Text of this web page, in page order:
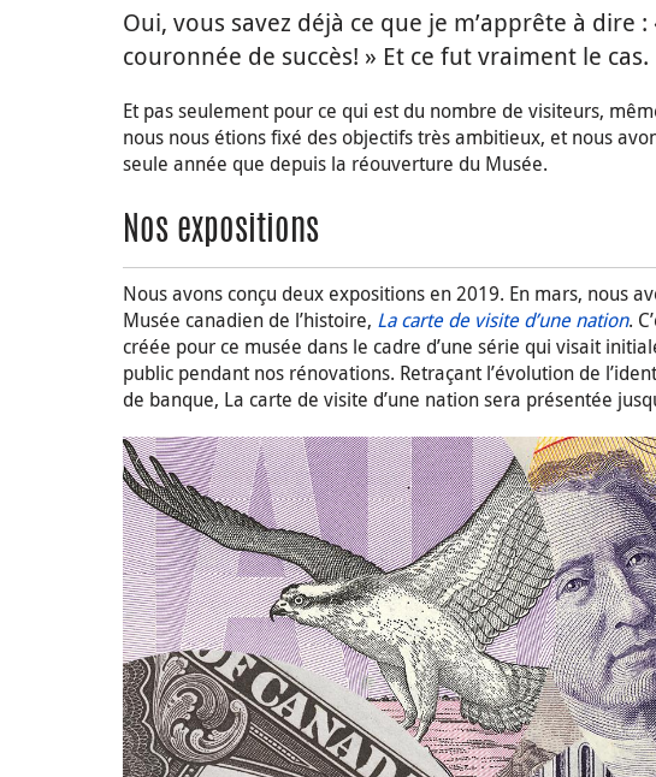
Oui, vous savez déjà ce que je m’apprête à dire
couronnée de succès! » Et ce fut vraiment le cas.
Et pas seulement pour ce qui est du nombre de visiteurs,
nous nous étions fixé des objectifs très ambitieux, et nous
seule année que depuis la réouverture du Musée.
Nos expositions
Nous avons conçu deux expositions en 2019. En mars, nous
Musée canadien de l’histoire, La carte de visite d’une nation.
créée pour ce musée dans le cadre d’une série qui visait
public pendant nos rénovations. Retraçant l’évolution de
de banque, La carte de visite d’une nation sera présentée